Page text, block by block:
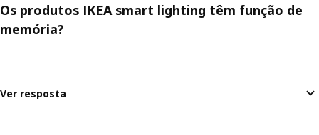
Os produtos IKEA smart lighting têm função de
memória?
Ver resposta